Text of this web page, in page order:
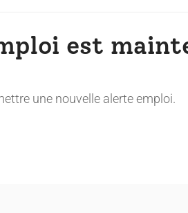
est
une nouvelle alerte emploi.